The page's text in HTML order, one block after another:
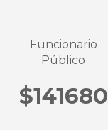
Funcionario
Público
$141680